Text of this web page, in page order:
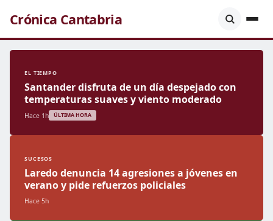
Crónica Cantabria
EL TIEMPO
Santander disfruta de un día despejado con
temperaturas suaves y viento moderado
Hace 1h ÚLTIMA HORA
SUCESOS
Laredo denuncia 14 agresiones a jóvenes en
verano y pide refuerzos policiales
Hace 5h